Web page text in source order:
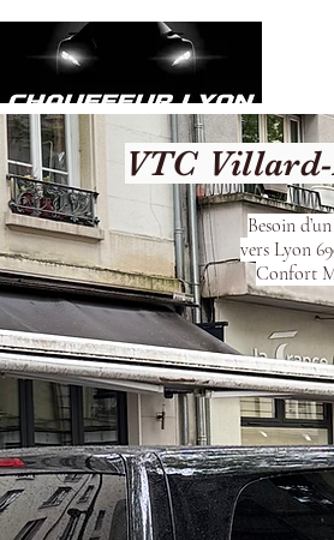
VTC
Besoin
vers Lyon
Confort